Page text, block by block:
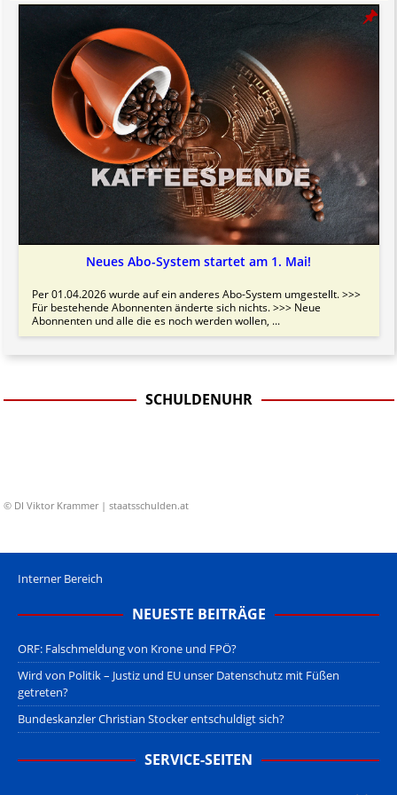
Neues Abo-System startet am 1. Mai!
Per 01.04.2026 wurde auf ein anderes Abo-System umgestellt. >>>
Für bestehende Abonnenten änderte sich nichts. >>> Neue
Abonnenten und alle die es noch werden wollen, ...
SCHULDENUHR
© DI Viktor Krammer | staatsschulden.at
Interner Bereich
NEUESTE BEITRÄGE
ORF: Falschmeldung von Krone und FPÖ?
Wird von Politik – Justiz und EU unser Datenschutz mit Füßen
getreten?
Bundeskanzler Christian Stocker entschuldigt sich?
SERVICE-SEITEN